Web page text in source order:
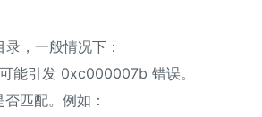
，一般情况下：
引发 0xc000007b 错误。
匹配。例如：